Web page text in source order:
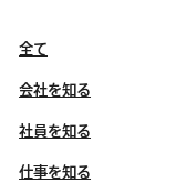
全て
会社を知る
社員を知る
仕事を知る